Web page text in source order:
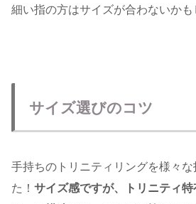
細い指の方はサイズが合わないかも
サイズ選びのコツ
手持ちのトリニティリングを様々
た！ サイズ感ですが、トリニティ